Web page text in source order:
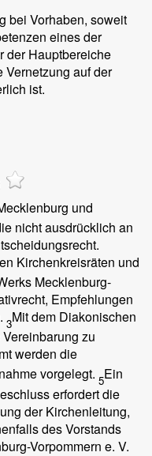
bei Vorhaben, soweit
eines der
der Hauptbereiche
Vernetzung auf der
ist.
und
nicht ausdrücklich an
Kirchenkreisräten und
Mecklenburg-
Empfehlungen
3Mit dem Diakonischen
zu
werden die
vorgelegt. 5Ein
erfordert die
der Kirchenleitung,
des Vorstands
Vorpommern e. V.